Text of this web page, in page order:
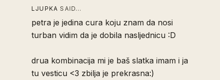
LJUPKA SAID…
petra je jedina cura koju znam da nosi
turban vidim da je dobila nasljednicu :D
drua kombinacija mi je baš slatka imam i ja
tu vesticu <3 zbilja je prekrasna:)